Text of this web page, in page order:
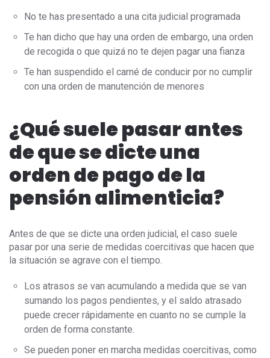
No te has presentado a una cita judicial programada
Te han dicho que hay una orden de embargo, una orden
de recogida o que quizá no te dejen pagar una fianza
Te han suspendido el carné de conducir por no cumplir
con una orden de manutención de menores
¿Qué suele pasar antes
de que se dicte una
orden de pago de la
pensión alimenticia?
Antes de que se dicte una orden judicial, el caso suele
pasar por una serie de medidas coercitivas que hacen que
la situación se agrave con el tiempo.
Los atrasos se van acumulando a medida que se van
sumando los pagos pendientes, y el saldo atrasado
puede crecer rápidamente en cuanto no se cumple la
orden de forma constante.
Se pueden poner en marcha medidas coercitivas, como